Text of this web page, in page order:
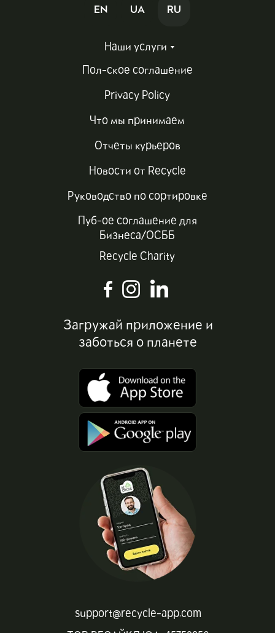
Privacy Policy
Отчеты курьеров
Новости от Recycle
Загружай приложение и
заботься о планете
Пол-ское соглашение
Что мы принимаем
Руководство по сортировке
Пуб-ое соглашение для
Бизнеса/ОСББ
Наши услуги
Recycle Charity
support@recycle-app.com
UA
EN RU